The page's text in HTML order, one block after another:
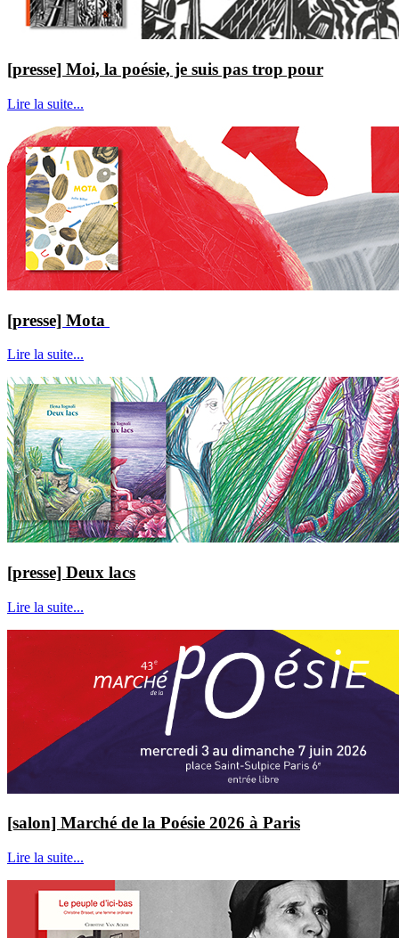
[presse] Moi, la poésie, je suis pas trop pour
Lire la suite...
[presse] Mota
Lire la suite...
[presse] Deux lacs
Lire la suite...
[salon] Marché de la Poésie 2026 à Paris
Lire la suite...